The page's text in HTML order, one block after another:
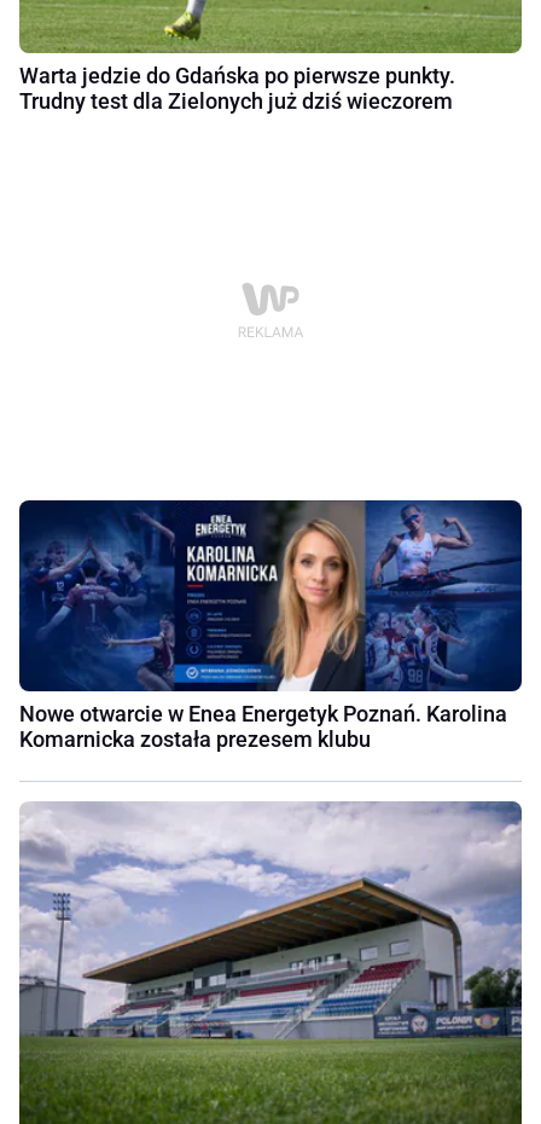
Warta jedzie do Gdańska po pierwsze punkty.
Trudny test dla Zielonych już dziś wieczorem
Nowe otwarcie w Enea Energetyk Poznań. Karolina
Komarnicka została prezesem klubu